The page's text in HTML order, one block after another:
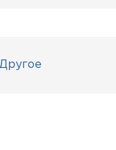
Другое